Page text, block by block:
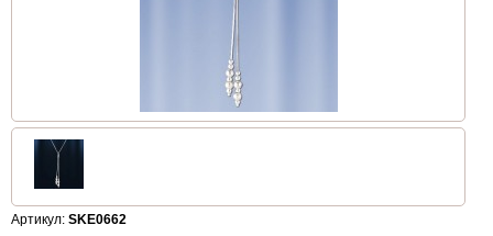
Артикул: SKE0662